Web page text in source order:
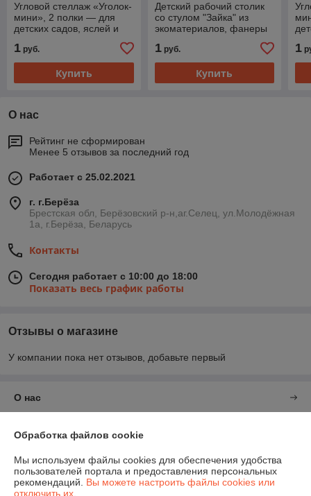
Угловой стеллаж «Уголок-
мини», 2 полки — для
детских садов, яслей и
дома, из экоматериалов,
фанеры
1 руб.
Купить
Детский рабочий столик
со стулом "Зайка" из
экоматериалов, фанеры
яслей и дома
1руб.
Купить
1
О нас
Рейтинг не сформирован
Менее 5 отзывов за последний год
Работает с 25.02.2021
г. г.Берёза
Брестская обл, Берёзовский р-н,аг.Селец, ул.Молодёжная
1а, г.Берёза, Беларусь
Контакты
Сегодня работает с 10:00 до 18:00
Показать весь график работы
Отзывы о магазине
У компании пока нет отзывов, добавьте первый
О нас
Контакты
Доставка и оплата
Обработка файлов cookie
Мы используем файлы cookies для обеспечения удобства
пользователей портала и предоставления персональных
рекомендаций. Вы можете настроить файлы cookies или
отключить их.